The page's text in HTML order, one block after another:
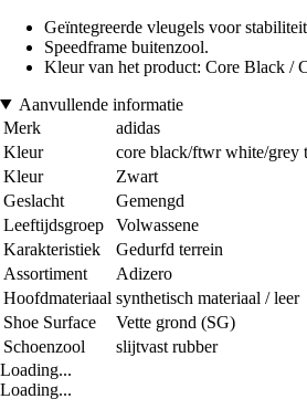
Geïntegreerde vleugels voor
Speedframe buitenzool.
Kleur van het product: Core Black /
Aanvullende informatie
Merk
adidas
Kleur
core black/ftwr white/grey
Kleur
Zwart
Geslacht
Gemengd
Leeftijdsgroep
Volwassene
Karakteristiek
Gedurfd terrein
Assortiment
Adizero
Hoofdmateriaal synthetisch materiaal / leer
Shoe Surface
Vette grond (SG)
Schoenzool
slijtvast rubber
Loading...
Loading...